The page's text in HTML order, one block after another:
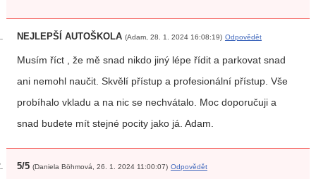
NEJLEPŠÍ AUTOŠKOLA (Adam, 28. 1. 2024 16:08:19) Odpovědět
Musím říct , že mě snad nikdo jiný lépe řídit a parkovat snad
ani nemohl naučit. Skvělí přístup a profesionální přístup. Vše
probíhalo vkladu a na nic se nechvátalo. Moc doporučuji a
snad budete mít stejné pocity jako já. Adam.
5/5 (Daniela Böhmová, 26. 1. 2024 11:00:07) Odpovědět